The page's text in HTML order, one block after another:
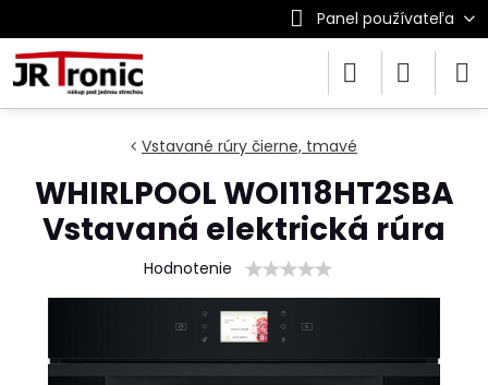
Panel používateľa
Vstavané rúry čierne, tmavé
WHIRLPOOL WOI118HT2SBA
Vstavaná elektrická rúra
Hodnotenie